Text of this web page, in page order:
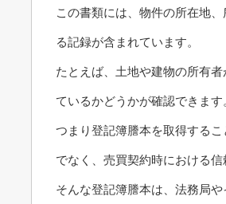
この書類には、物件の所在地
る記録が含まれています。
たとえば、土地や建物の所有
ているかどうかが確認できます
つまり登記簿謄本を取得する
でなく、売買契約時における信
そんな登記簿謄本は、法務局